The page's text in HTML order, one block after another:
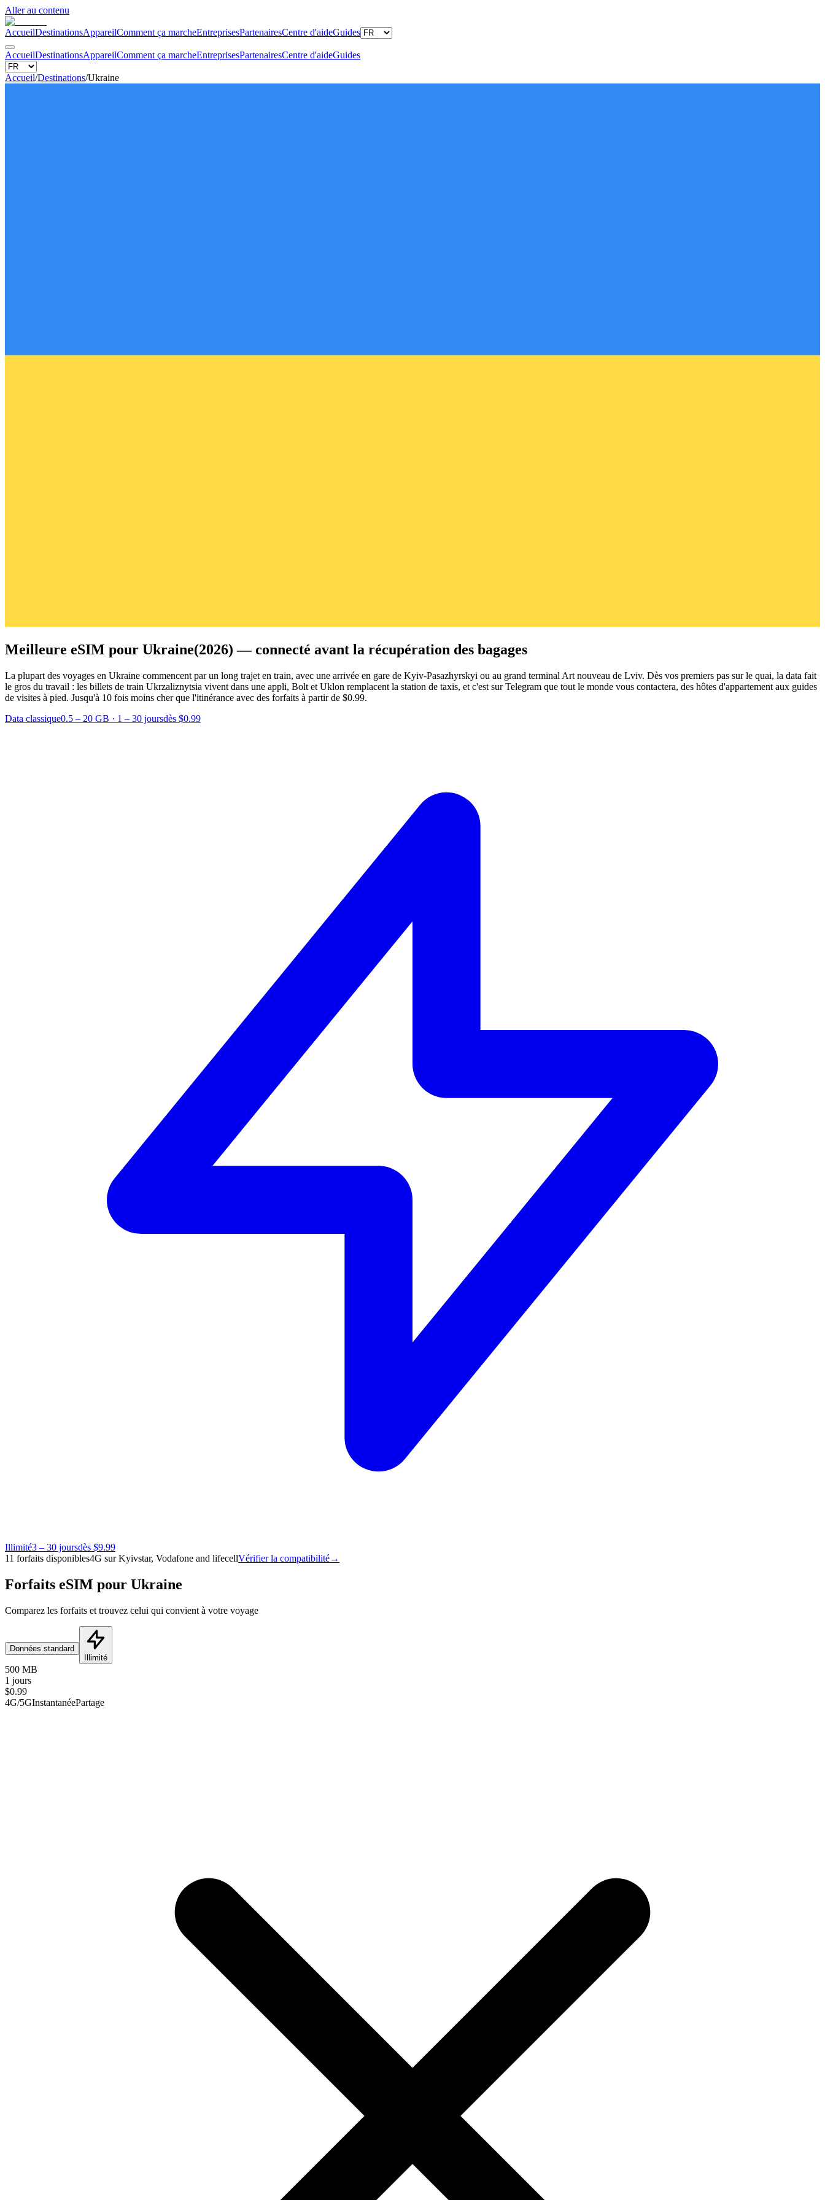
Aller au contenu
AccueilDestinationsAppareilComment ça marcheEntreprisesPartenairesCentre d'aideGuides
AccueilDestinationsAppareilComment ça marcheEntreprisesPartenairesCentre d'aideGuides
Accueil/Destinations/Ukraine
Meilleure eSIM pour Ukraine(2026) — connecté avant la récupération des bagages
La plupart des voyages en Ukraine commencent par un long trajet en train, avec une arrivée en gare de Kyiv-Pasazhyrskyi ou au grand terminal Art nouveau de Lviv. Dès vos premiers pas sur le quai, la data fait
le gros du travail : les billets de train Ukrzaliznytsia vivent dans une appli, Bolt et Uklon remplacent la station de taxis, et c'est sur Telegram que tout le monde vous contactera, des hôtes d'appartement aux guides
de visites à pied. Jusqu'à 10 fois moins cher que l'itinérance avec des forfaits à partir de $0.99.
Data classique0.5 – 20 GB · 1 – 30 joursdès $0.99
Illimité3 – 30 joursdès $9.99
11 forfaits disponibles4G sur Kyivstar, Vodafone and lifecellVérifier la compatibilité→
Forfaits eSIM pour Ukraine
Comparez les forfaits et trouvez celui qui convient à votre voyage
Données standard
Illimité
500 MB
1 jours
$0.99
4G/5GInstantanéePartage